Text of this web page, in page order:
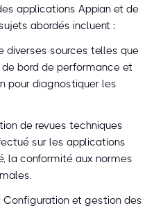
applications Appian et de
abordés incluent :
diverses sources telles que
bord de performance et
pour diagnostiquer les
de revues techniques
sur les applications
la conformité aux normes
Configuration et gestion des